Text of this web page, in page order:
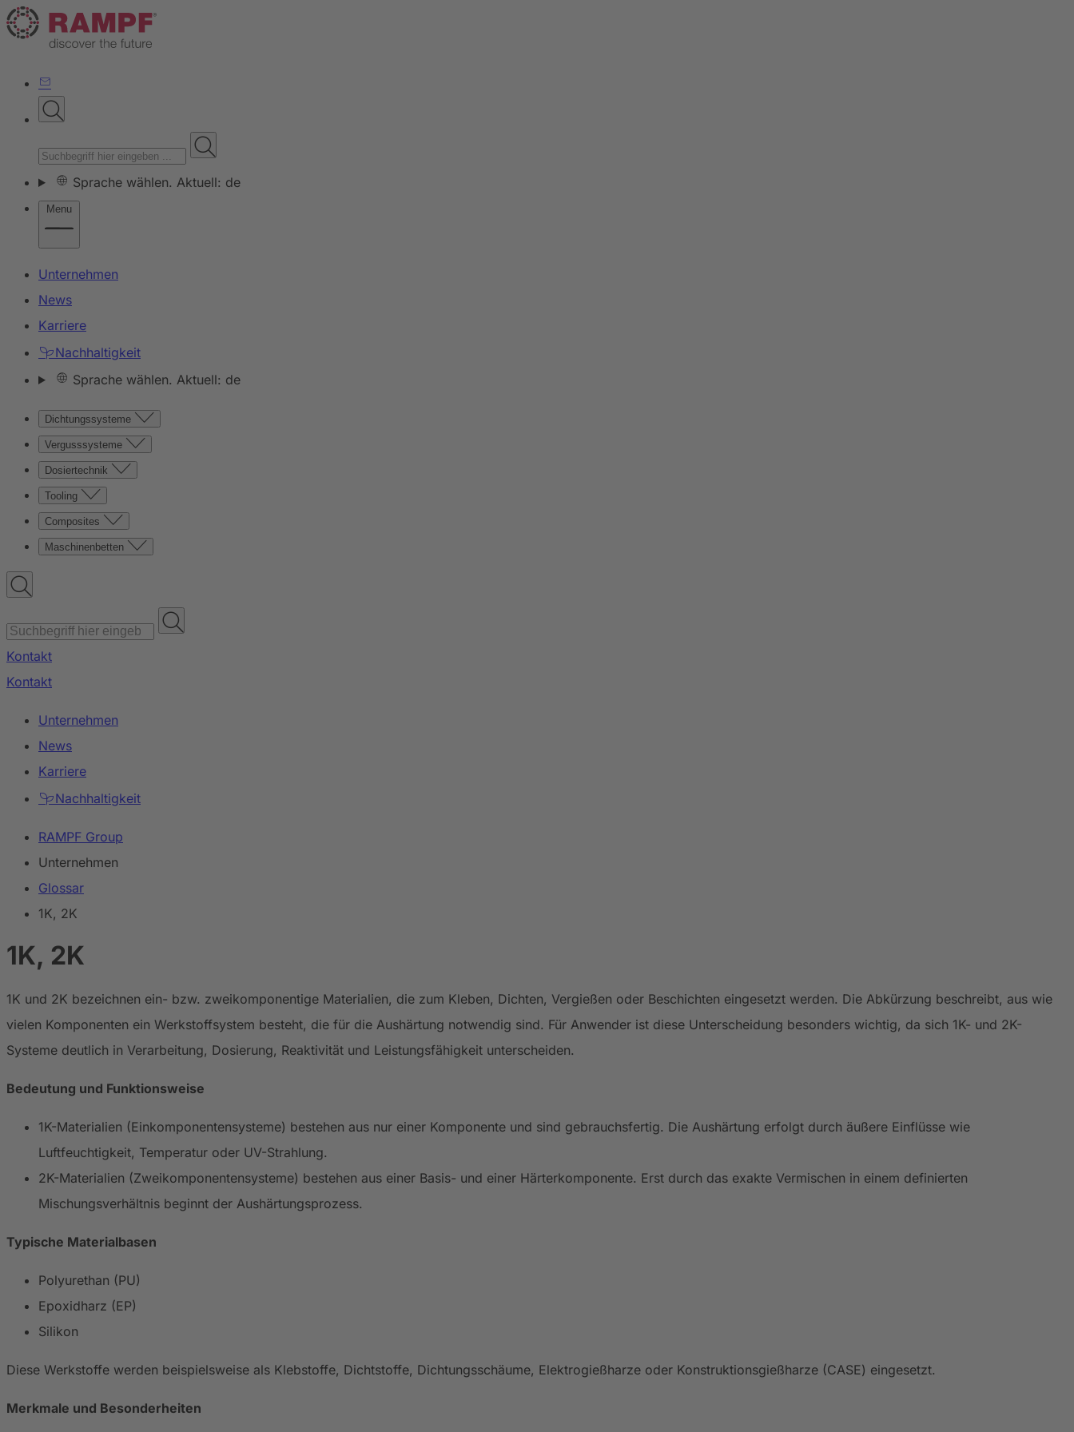
Sprache wählen. Aktuell: de
Menu
Unternehmen
News
Karriere
Nachhaltigkeit
Sprache wählen. Aktuell: de
Dichtungssysteme
Vergusssysteme
Dosiertechnik
Tooling
Composites
Maschinenbetten
Kontakt
Kontakt
Unternehmen
News
Karriere
Nachhaltigkeit
RAMPF Group
Unternehmen
Glossar
1K, 2K
1K, 2K
1K und 2K bezeichnen ein- bzw. zweikomponentige Materialien, die zum Kleben, Dichten, Vergießen oder Beschichten eingesetzt werden. Die Abkürzung beschreibt, aus wie
vielen Komponenten ein Werkstoffsystem besteht, die für die Aushärtung notwendig sind. Für Anwender ist diese Unterscheidung besonders wichtig, da sich 1K- und 2K-
Systeme deutlich in Verarbeitung, Dosierung, Reaktivität und Leistungsfähigkeit unterscheiden.
Bedeutung und Funktionsweise
1K-Materialien (Einkomponentensysteme) bestehen aus nur einer Komponente und sind gebrauchsfertig. Die Aushärtung erfolgt durch äußere Einflüsse wie
Luftfeuchtigkeit, Temperatur oder UV-Strahlung.
2K-Materialien (Zweikomponentensysteme) bestehen aus einer Basis- und einer Härterkomponente. Erst durch das exakte Vermischen in einem definierten
Mischungsverhältnis beginnt der Aushärtungsprozess.
Typische Materialbasen
Polyurethan (PU)
Epoxidharz (EP)
Silikon
Diese Werkstoffe werden beispielsweise als Klebstoffe, Dichtstoffe, Dichtungsschäume, Elektrogießharze oder Konstruktionsgießharze (CASE) eingesetzt.
Merkmale und Besonderheiten